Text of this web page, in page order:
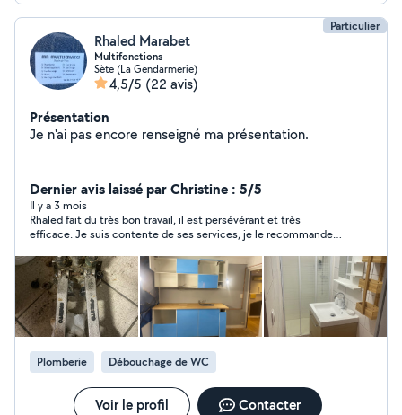
Particulier
Rhaled Marabet
Multifonctions
Sète (La Gendarmerie)
4,5/5 (22 avis)
Présentation
Je n'ai pas encore renseigné ma présentation.
Dernier avis laissé par Christine : 5/5
Il y a 3 mois
Rhaled fait du très bon travail, il est persévérant et très
efficace. Je suis contente de ses services, je le recommande
Plomberie Débouchage de WC
Voir le profil Contacter